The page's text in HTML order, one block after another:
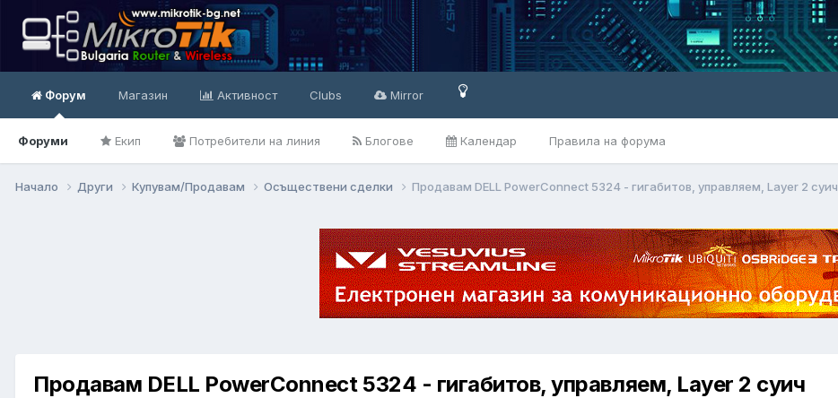
Форум
Форуми Екип Потребители на линия Блогове Календар Правила на форума
Магазин Активност Clubs Mirror
Начало Други Купувам/Продавам Осъществени сделки Продавам DELL PowerConnect 5324 - гигабитов, управляем, Layer 2 суич
Продавам DELL PowerConnect 5324 - гигабитов, управляем, Layer 2 суич